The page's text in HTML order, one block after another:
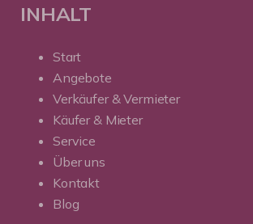
INHALT
Start
Angebote
Verkäufer & Vermieter
Käufer & Mieter
Service
Über uns
Kontakt
Blog